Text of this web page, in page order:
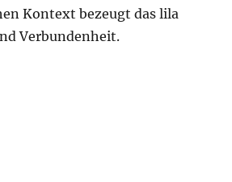
Kontext bezeugt das lila
Verbundenheit.